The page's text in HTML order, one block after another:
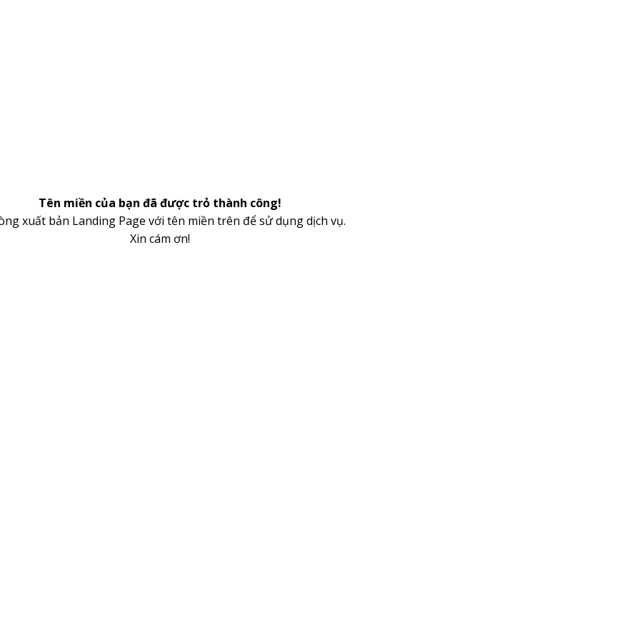
Tên miền của bạn đã được trỏ thành công!
xuất bản Landing Page với tên miền trên để sử dụng dịch vụ.
Xin cám ơn!